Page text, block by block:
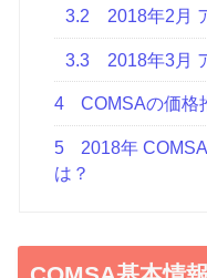
3.2 2018年2月
3.3 2018年3月
4 COMSAの価格
5
2018年
は？